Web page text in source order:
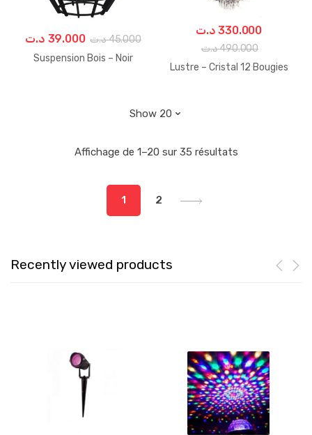
39.000 د.ت 45.000د.ت
Suspension Bois – Noir
330.000 د.ت
490.000د.ت
Lustre – Cristal 12 Bougies
Affichage de 1–20 sur 35 résultatsTrié
1 2
Recently viewed products